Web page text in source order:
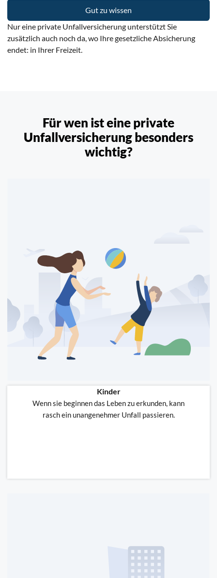
Gut zu wissen
Nur eine private Unfallversicherung unterstützt Sie
zusätzlich auch noch da,wo Ihre gesetzliche Absicherung
endet: in Ihrer Freizeit.
Für wen ist eine private
Unfallversicherungbesonders
wichtig?
Kinder
Wenn sie beginnen das Leben zu erkunden, kann
rasch ein unangenehmer Unfall passieren.